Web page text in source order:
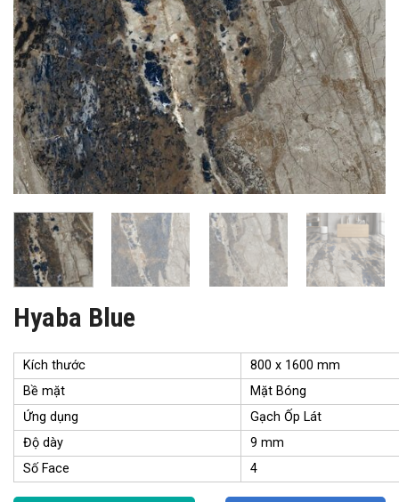
Hyaba Blue
Kích thước
800 x 1600 mm
Bề mặt
Mặt Bóng
Ứng dụng
Gạch Ốp Lát
Độ dày
9 mm
Số Face
4